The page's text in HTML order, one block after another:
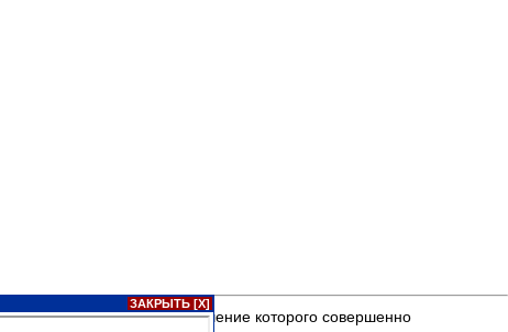
ЗАКРЫТЬ [X]
это символ +2800 значение которого совершенно